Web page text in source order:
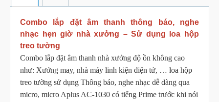
Combo lắp đặt âm thanh thông báo, nghe
nhạc hẹn giờ nhà xưởng – Sử dụng loa hộp
treo tường
Combo lắp đặt âm thanh nhà xưởng độ ồn không cao
như: Xưởng may, nhà máy linh kiện điện tử, … loa hộp
treo tường sử dụng Thông báo, nghe nhạc dễ dàng qua
micro, micro Aplus AC-1030 có tiếng Prime trước khi nói